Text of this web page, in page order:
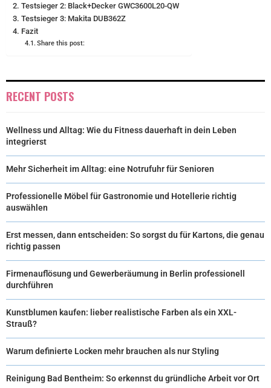
)
Testsieger 2: Black+Decker GWC3600L20-QW
Testsieger 3: Makita DUB362Z
Fazit
Share this post:
RECENT POSTS
Wellness und Alltag: Wie du Fitness dauerhaft in dein Leben
integrierst
Mehr Sicherheit im Alltag: eine Notrufuhr für Senioren
Professionelle Möbel für Gastronomie und Hotellerie richtig
auswählen
Erst messen, dann entscheiden: So sorgst du für Kartons, die genau
richtig passen
Firmenauflösung und Gewerberäumung in Berlin professionell
durchführen
Kunstblumen kaufen: lieber realistische Farben als ein XXL-
Strauß?
Warum definierte Locken mehr brauchen als nur Styling
Reinigung Bad Bentheim: So erkennst du gründliche Arbeit vor Ort